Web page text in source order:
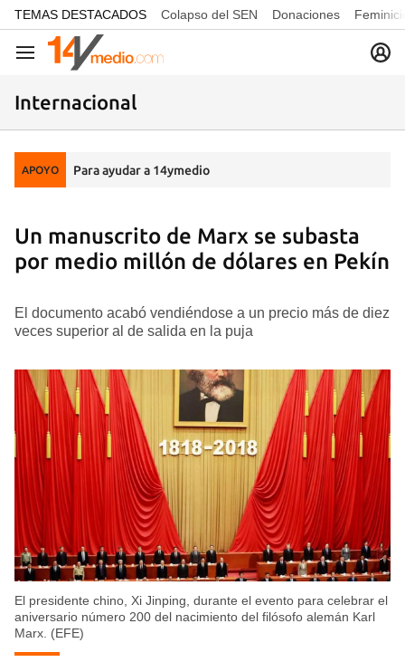
common.go-to-content
TEMAS DESTACADOS Colapso del SEN Donaciones
Navegación
Internacional
APOYO Para ayudar a 14ymedio
Un manuscrito de Marx se subasta
por medio millón de dólares en Pekín
El documento acabó vendiéndose a un precio más de diez
veces superior al de salida en la puja
El presidente chino, Xi Jinping, durante el evento para celebrar el
aniversario número 200 del nacimiento del filósofo alemán Karl
Marx. (EFE)